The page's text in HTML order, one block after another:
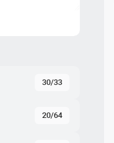
30/33
20/64